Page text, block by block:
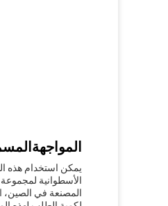
المواجهة
يمكن استخدام هذه
الأسطوانية